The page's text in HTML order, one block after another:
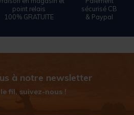
point relais
100% GRATUITE
sécurisé CB
& Paypal
à notre newsletter
fil, suivez-nous !